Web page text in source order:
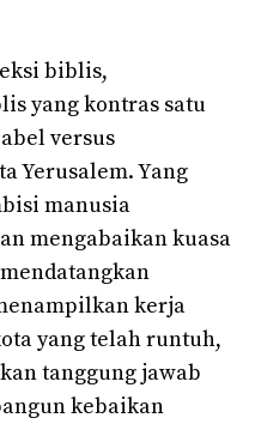
biblis,
yang kontras satu
versus
Yerusalem. Yang
manusia
mengabaikan kuasa
kerja
yang telah runtuh,
tanggung jawab
kebaikan